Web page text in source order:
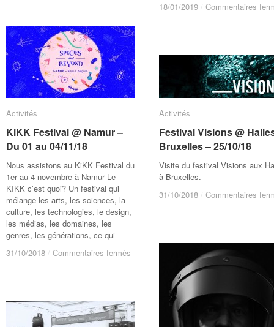
18/01/2019 / Commentaires
18/01/2019 / Commentaires
Maubeuge
–
13/11/18
Maubeuge
–
13/11/18
Activités
KiKK Festival @ Namur –
Du 01 au 04/11/18
Nous assistons au KiKK Festival du
1er au 4 novembre à Namur Le
KIKK c’est quoi? Un festival qui
mélange les arts, les sciences, la
culture, les technologies, le design,
les médias, les domaines, les
genres, les générations, ce qui
31/10/2018 / Commentaires fermés
Namur
–
Du
Activités
KiKK Festival @ Namur –
Du 01 au 04/11/18
31/10/2018 / Commentaires fermés
Namur
–
Du
Activités
Festival Visions @
Bruxelles – 25/10/18
Visite du festival Visions aux
à Bruxelles.
31/10/2018 / Commentaires
Activités
Festival Visions @
Bruxelles – 25/10/18
31/10/2018 / Commentaires